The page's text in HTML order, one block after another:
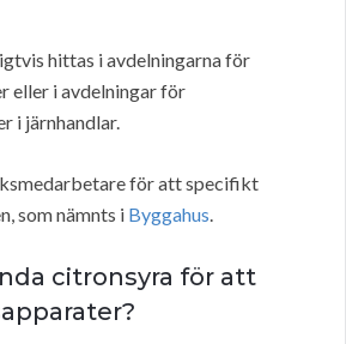
hittas i avdelningarna för
eller i avdelningar för
i järnhandlar.
för att specifikt
som nämnts i Byggahus.
citronsyra för att